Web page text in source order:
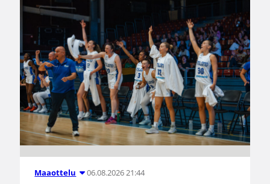
Maaottelu 06.08.2026 21:44